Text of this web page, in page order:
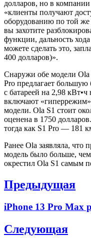
долларов, но в
«клиенты получают
оборудованию по той
вы захотите
функции, дальность
можете сделать это,
400 долларов)».
Снаружи обе модели Ola
Pro предлагает
с батареей на 2,98
включают
модели. Ola S1 стоит
оценена в 1750
тогда как S1 Pro — 181
Ранее Ola заявляла, что
модель было больше,
окрестил Ola S1 самым
Навигация
записям
Предыдущая
Previous
iPhone 13 Pro Max
Следующая